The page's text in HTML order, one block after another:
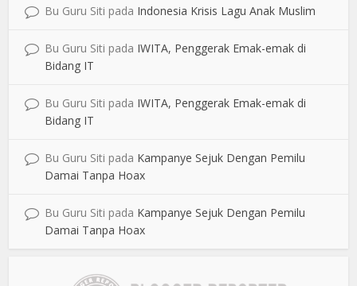
Bu Guru Siti pada Indonesia Krisis Lagu Anak Muslim
Bu Guru Siti pada IWITA, Penggerak Emak-emak di
Bidang IT
Bu Guru Siti pada IWITA, Penggerak Emak-emak di
Bidang IT
Bu Guru Siti pada Kampanye Sejuk Dengan Pemilu
Damai Tanpa Hoax
Bu Guru Siti pada Kampanye Sejuk Dengan Pemilu
Damai Tanpa Hoax